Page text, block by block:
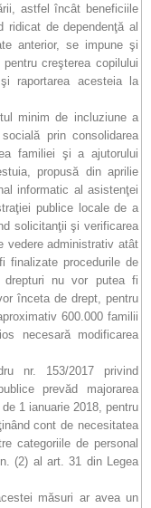
astfel încât beneficiile
ridicat de dependenţă al
anterior, se impune şi
creşterea copilului
raportarea acesteia la
minim de incluziune a
prin consolidarea
familiei şi a ajutorului
propusă din aprilie
informatic al asistenţei
publice locale de a
solicitanţii şi verificarea
vedere administrativ atât
procedurile de
nu vor putea fi
înceta de drept, pentru
600.000 familii
necesară modificarea
nr. 153/2017 privind
prevăd majorarea
1 ianuarie 2018, pentru
cont de necesitatea
categoriile de personal
(2) al art. 31 din Legea
măsuri ar avea un